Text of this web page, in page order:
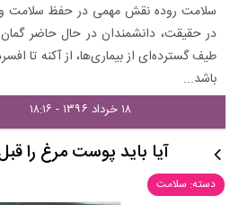
سلامت روده نقش مهمی در حفظ سلامت و
در حقیقت، دانشمندان در حال حاضر
طیف گسترده‌ای از بیماری‌ها، از آکنه تا
باشد...
۱۸ خرداد ۱۳۹۶ - ۱۸:۱۶
آیا باید پوست مرغ را
دسته: سلامت